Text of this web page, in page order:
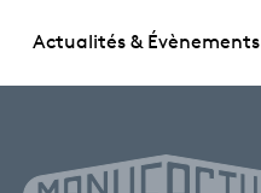
Actualités & Évènements